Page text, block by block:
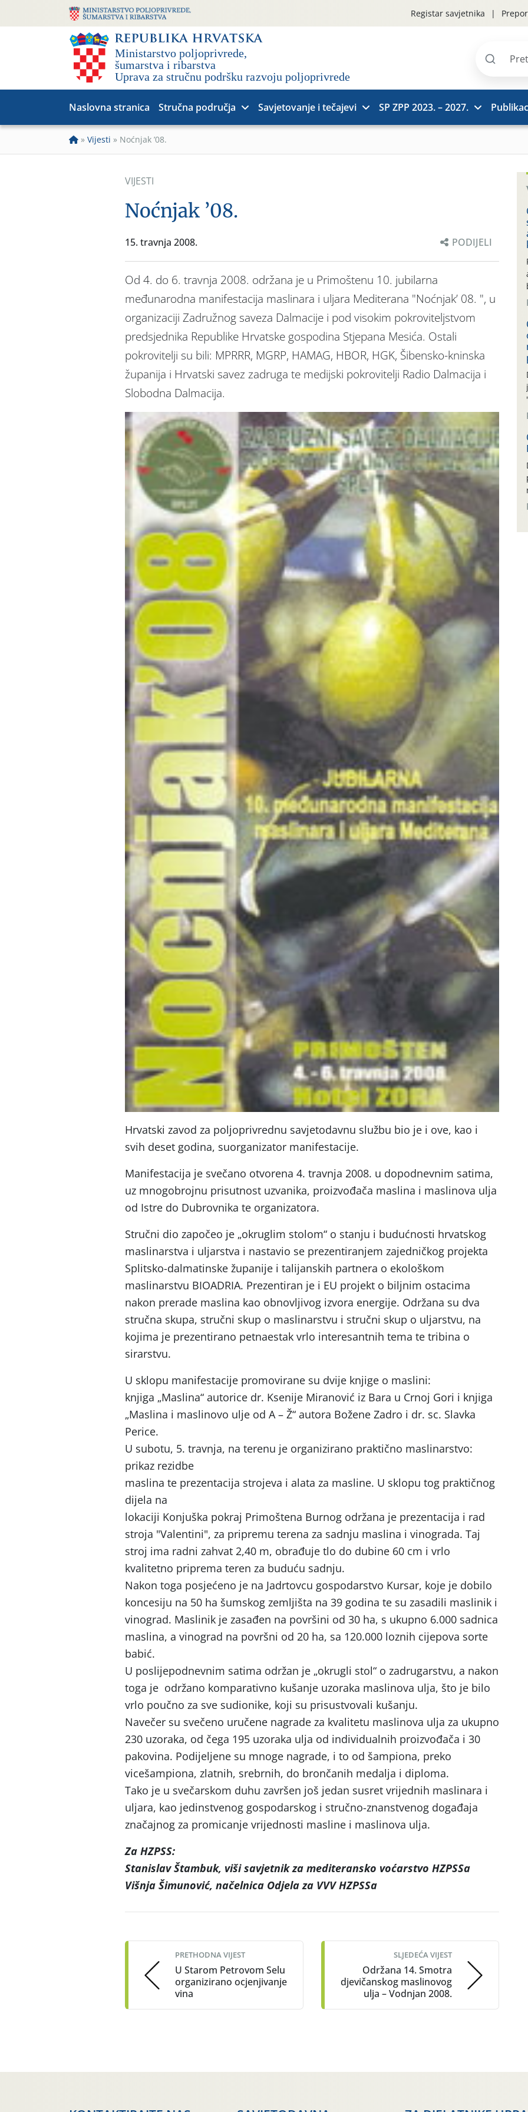
Registar savjetnika
Pretraži
Naslovna stranica Stručna područja Savjetovanje i tečajevi SP ZPP 2023. – 2027.
» Vijesti » Noćnjak ’08.
VIJESTI
Noćnjak ’08.
15. travnja 2008. PODIJELI
Od 4. do 6. travnja 2008. održana je u Primoštenu 10. jubilarna
međunarodna manifestacija maslinara i uljara Mediterana "Noćnjak’ 08. ", u
organizaciji Zadružnog saveza Dalmacije i pod visokim pokroviteljstvom
predsjednika Republike Hrvatske gospodina Stjepana Mesića. Ostali
pokrovitelji su bili: MPRRR, MGRP, HAMAG, HBOR, HGK, Šibensko-kninska
županija i Hrvatski savez zadruga te medijski pokrovitelji Radio Dalmacija i
Slobodna Dalmacija.
Hrvatski zavod za poljoprivrednu savjetodavnu službu bio je i ove, kao i
svih deset godina, suorganizator manifestacije.
Manifestacija je svečano otvorena 4. travnja 2008. u dopodnevnim satima,
uz mnogobrojnu prisutnost uzvanika, proizvođača maslina i maslinova ulja
od Istre do Dubrovnika te organizatora.
Stručni dio započeo je „okruglim stolom“ o stanju i budućnosti hrvatskog
maslinarstva i uljarstva i nastavio se prezentiranjem zajedničkog projekta
Splitsko-dalmatinske županije i talijanskih partnera o ekološkom
maslinarstvu BIOADRIA. Prezentiran je i EU projekt o biljnim ostacima
nakon prerade maslina kao obnovljivog izvora energije. Održana su dva
stručna skupa, stručni skup o maslinarstvu i stručni skup o uljarstvu, na
kojima je prezentirano petnaestak vrlo interesantnih tema te tribina o
sirarstvu.
U sklopu manifestacije promovirane su dvije knjige o maslini:
knjiga „Maslina“ autorice dr. Ksenije Miranović iz Bara u Crnoj Gori i knjiga
„Maslina i maslinovo ulje od A – Ž“ autora Božene Zadro i dr. sc. Slavka
Perice.
U subotu, 5. travnja, na terenu je organizirano praktično maslinarstvo:
prikaz rezidbe
maslina te prezentacija strojeva i alata za masline. U sklopu tog praktičnog
dijela na
lokaciji Konjuška pokraj Primoštena Burnog održana je prezentacija i rad
stroja "Valentini", za pripremu terena za sadnju maslina i vinograda. Taj
stroj ima radni zahvat 2,40 m, obrađuje tlo do dubine 60 cm i vrlo
kvalitetno priprema teren za buduću sadnju.
Nakon toga posjećeno je na Jadrtovcu gospodarstvo Kursar, koje je dobilo
koncesiju na 50 ha šumskog zemljišta na 39 godina te su zasadili maslinik i
vinograd. Maslinik je zasađen na površini od 30 ha, s ukupno 6.000 sadnica
maslina, a vinograd na površni od 20 ha, sa 120.000 loznih cijepova sorte
babić.
U poslijepodnevnim satima održan je „okrugli stol“ o zadrugarstvu, a nakon
toga je održano komparativno kušanje uzoraka maslinova ulja, što je bilo
vrlo poučno za sve sudionike, koji su prisustvovali kušanju.
Navečer su svečeno uručene nagrade za kvalitetu maslinova ulja za ukupno
230 uzoraka, od čega 195 uzoraka ulja od individualnih proizvođača i 30
pakovina. Podijeljene su mnoge nagrade, i to od šampiona, preko
vicešampiona, zlatnih, srebrnih, do brončanih medalja i diploma.
Tako je u svečarskom duhu završen još jedan susret vrijednih maslinara i
uljara, kao jedinstvenog gospodarskog i stručno-znanstvenog događaja
značajnog za promicanje vrijednosti masline i maslinova ulja.
Za HZPSS:
Stanislav Štambuk, viši savjetnikza mediteransko voćarstvo HZPSSa
Višnja Šimunović, načelnica Odjela za VVV HZPSSa
navigation
PRETHODNA VIJEST
U Starom Petrovom Selu
organizirano ocjenjivanje
vina
SLJEDEĆA VIJEST
Održana 14. Smotra
djevičanskog maslinovog
ulja – Vodnjan 2008.